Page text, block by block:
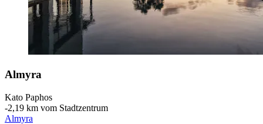
Almyra
Kato Paphos
‐2,19 km vom Stadtzentrum
Almyra